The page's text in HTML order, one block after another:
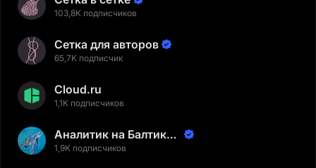
103,8K подписчиков
Сетка для авторов
65,7K подписчик
Cloud.ru
1,1K подписчиков
Аналитик на Балтике |
Неверов Станислав
1,9K подписчиков